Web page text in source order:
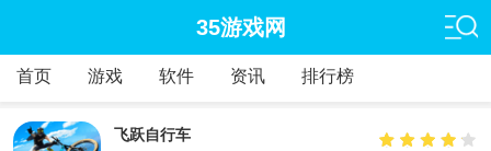
35游戏网
首页 游戏 软件 资讯 排行榜
飞跃自行车